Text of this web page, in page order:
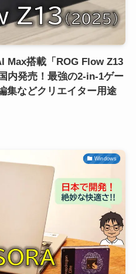
Max搭載「ROG Flow Z13
内発売！最強の2-in-1ゲー
集などクリエイター用途
Windows